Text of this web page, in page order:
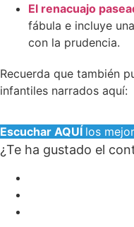
El renacuajo
fábula e incluye
con la prudencia.
Recuerda que también
infantiles narrados aquí:
Escuchar AQUÍ los
¿Te ha gustado el